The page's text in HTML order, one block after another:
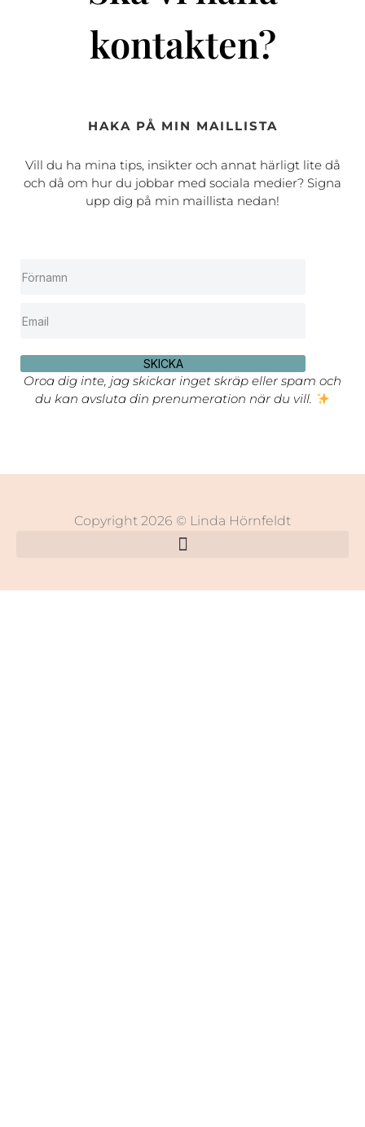
kontakten?
HAKA PÅ MIN MAILLISTA
Vill du ha mina tips, insikter och annat härligt lite då
och då om hur du jobbar med sociala medier? Signa
upp dig på min maillista nedan!
SKICKA
Oroa dig inte, jag skickar inget skräp eller spam och
du kan avsluta din prenumeration när du vill.
Copyright 2026 © Linda Hörnfeldt